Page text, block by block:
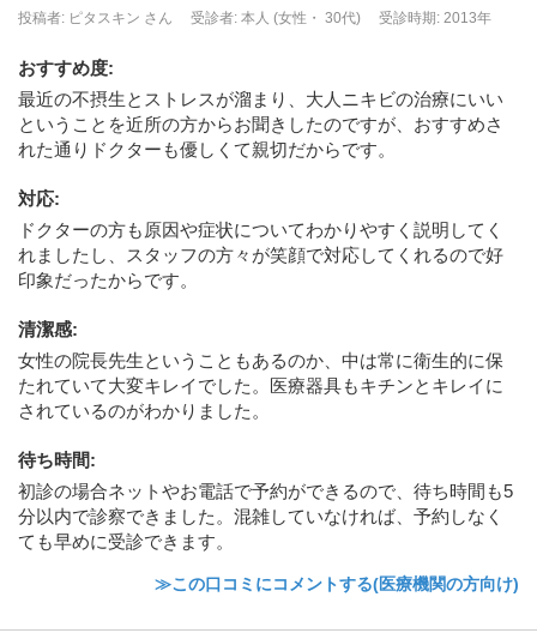
投稿者: ピタスキン さん
受診者: 本人 (女性・ 30代) 受診時期: 2013年
おすすめ度:
最近の不摂生とストレスが溜まり、大人ニキビの治療にいい
ということを近所の方からお聞きしたのですが、おすすめさ
れた通りドクターも優しくて親切だからです。
対応:
ドクターの方も原因や症状についてわかりやすく説明してく
れましたし、スタッフの方々が笑顔で対応してくれるので好
印象だったからです。
清潔感:
女性の院長先生ということもあるのか、中は常に衛生的に保
たれていて大変キレイでした。医療器具もキチンとキレイに
されているのがわかりました。
待ち時間:
初診の場合ネットやお電話で予約ができるので、待ち時間も5
分以内で診察できました。混雑していなければ、予約しなく
ても早めに受診できます。
≫この口コミにコメントする(医療機関の方向け)